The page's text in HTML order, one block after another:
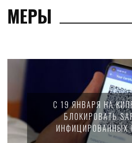
МЕРЫ
С 19 ЯНВАРЯ НА
БЛОКИРОВАТЬ
ИНФИЦИРОВАННЫХ